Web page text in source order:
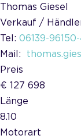
Thomas Giesel
Verkauf /
Tel: 06139-
Mail:
Preis
€ 127 698
Länge
8.10
Motorart